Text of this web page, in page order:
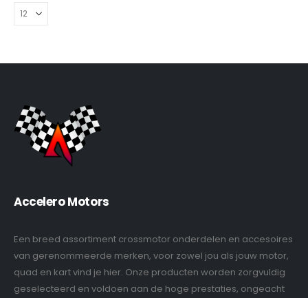
Accelero Motors
Een breed assortiment crossmotor onderdelen en accesoires
van gerenommeerde merken, voor zowel jou als jouw motor,
quad en kart vind je hier. Onze producten worden zorgvuldig
geselecteerd en voldoen aan de hoge prestaties, ongeacht